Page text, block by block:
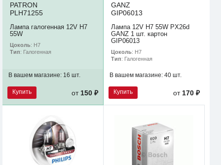
PATRON
PLH71255
Лампа галогенная 12V H7
55W
Цоколь: H7
Тип: Галогенная
В вашем магазине: 16 шт.
Купить от150 ₽
GANZ
GIP06013
Лампа 12V H7 55W PX26d
GANZ 1 шт. картон
GIP06013
Цоколь: H7
Тип: Галогенная
В вашем магазине: 40 шт.
Купить от170 ₽